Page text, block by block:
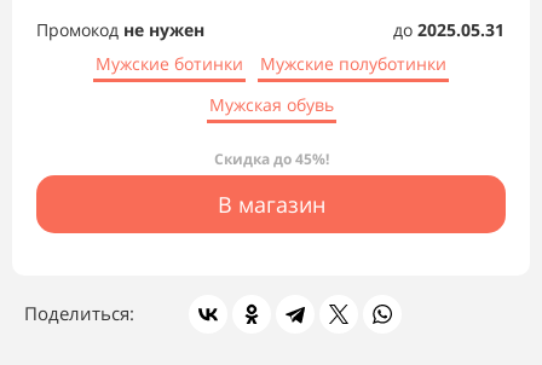
Промокод не нужен до 2025.05.31
Мужские ботинки
Мужские полуботинки
Мужская обувь
Скидка до 45%!
В магазин
Поделиться: